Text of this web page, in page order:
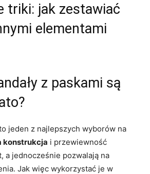
triki: jak zestawiać
elementami
z paskami są
jeden z najlepszych wyborów na
konstrukcja i przewiewność
a jednocześnie pozwalają na
Jak więc wykorzystać je w